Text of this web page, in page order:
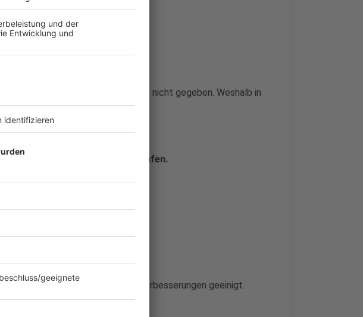
sich in Luft auflösen, ist natürlich nicht gegeben. Weshalb in
eingeführt wurden:
durch den Flughafen.
auch auf Änderungen und Verbesserungen geeinigt.